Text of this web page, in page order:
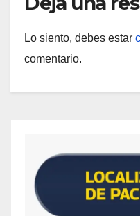
Lo siento, debes estar
comentario.